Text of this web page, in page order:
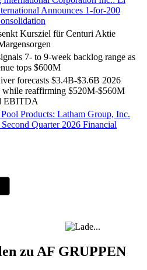
Announces 1-for-200
Kursziel für Centuri Aktie
7- to 9-week backlog range as
tops $600M
forecasts $3.4B-$3.6B 2026
while reaffirming $520M-$560M
EBITDA
Products: Latham Group, Inc.
Quarter 2026 Financial
zu AF GRUPPEN